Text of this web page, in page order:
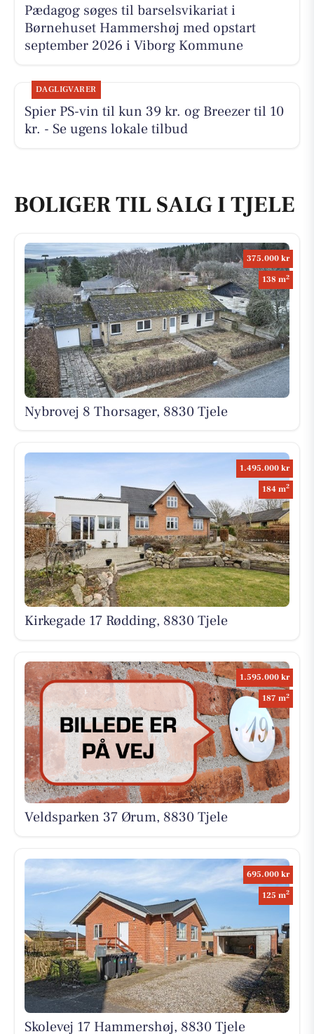
Pædagog søges til barselsvikariat i
Børnehuset Hammershøj med opstart
september 2026 i Viborg Kommune
DAGLIGVARER
Spier PS-vin til kun 39 kr. og Breezer til 10
kr. - Se ugens lokale tilbud
BOLIGER TIL SALG I TJELE
375.000 kr
138 m2
Nybrovej 8 Thorsager, 8830 Tjele
1.495.000 kr
184 m2
Kirkegade 17 Rødding, 8830 Tjele
1.595.000 kr
187 m2
Veldsparken 37 Ørum, 8830 Tjele
695.000 kr
125 m2
Skolevej 17 Hammershøj, 8830 Tjele